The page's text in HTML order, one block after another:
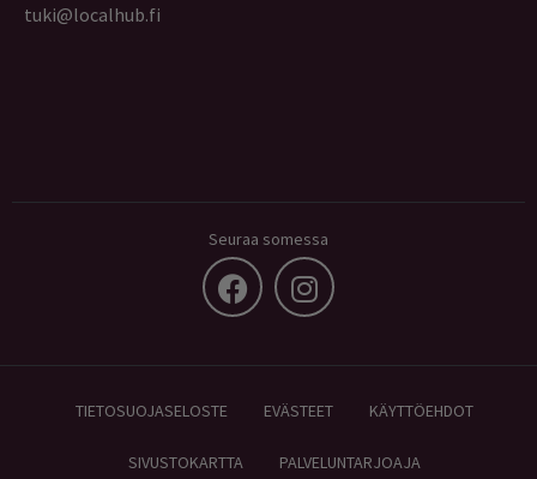
tuki@localhub.fi
Seuraa somessa
TIETOSUOJASELOSTE EVÄSTEET KÄYTTÖEHDOT
SIVUSTOKARTTA PALVELUNTARJOAJA